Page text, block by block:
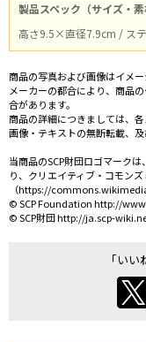
製品スペック（サイズ・素
高さ9.5×直径7.9cm / ス
商品の写真および画像はイメ
メーカーの都合により、商品
合があります。
商品の詳細につきましては、
画像・テキストの無断転載、
当商品のSCP財団ロゴマーク
り、クリエイティブ・コモン
（https://
© SCP Foundation http://
© SCP財団 http://ja.scp-
「い